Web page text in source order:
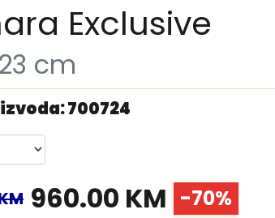
Exclusive
cm
700724
960.00 KM -70%